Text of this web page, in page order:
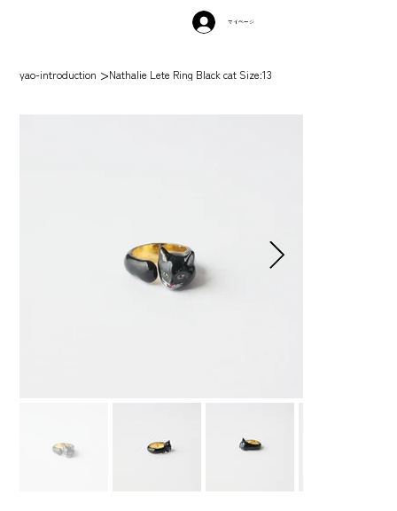
マイページ
yao-introduction >Nathalie Lete Ring Black cat Size:13